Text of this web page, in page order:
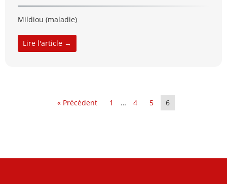
Mildiou (maladie)
Lire l'article →
« Précédent 1 … 4 5 6